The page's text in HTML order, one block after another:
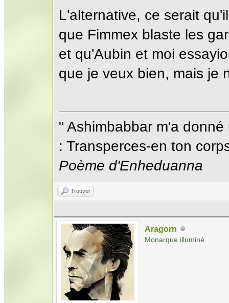
L'alternative, ce serait
que Fimmex blaste les
et qu'Aubin et moi
que je veux bien, mais je
" Ashimbabbar m'a
: Transperces-en ton
Poème d'Enheduanna
Trouver
Aragorn
Monarque illuminé